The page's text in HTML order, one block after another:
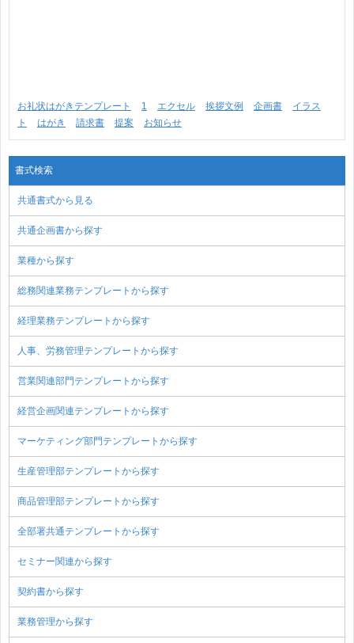
お礼状はがきテンプレート 1 エクセル 挨拶文例 企画書
イラス
ト
はがき 請求書 提案 お知らせ
書式検索
共通書式から見る
共通企画書から探す
業種から探す
総務関連業務テンプレートから探す
経理業務テンプレートから探す
人事、労務管理テンプレートから探す
営業関連部門テンプレートから探す
経営企画関連テンプレートから探す
マーケティング部門テンプレートから探す
生産管理部テンプレートから探す
商品管理部テンプレートから探す
全部署共通テンプレートから探す
セミナー関連から探す
契約書から探す
業務管理から探す